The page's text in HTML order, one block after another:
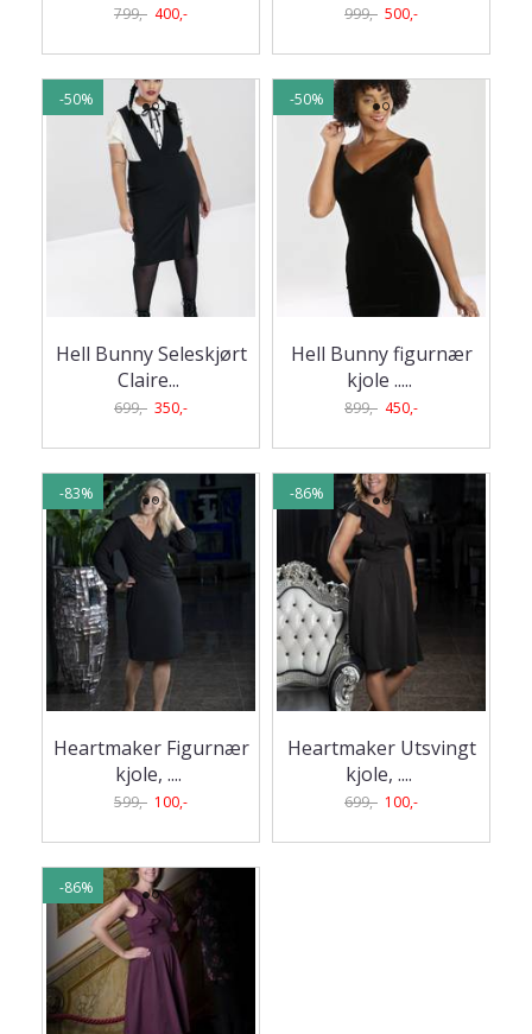
799,- 400,- 999,- 500,-
-50%
Hell Bunny Seleskjørt
Claire...
699,- 350,-
-50%
Hell Bunny figurnær
kjole .....
899,- 450,-
-83%
Heartmaker Figurnær
kjole, ....
599,- 100,-
-86%
Heartmaker Utsvingt
kjole, ....
699,- 100,-
-86%